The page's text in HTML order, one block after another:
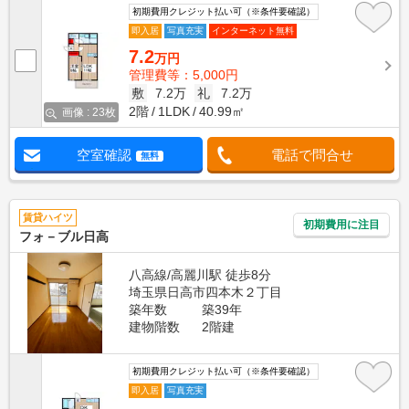
画像 : 23枚
初期費用クレジット払い可（※条件要確認）
即入居
写真充実 インターネット無料
7.2万円
管理費等：5,000円
敷
7.2万 礼
7.2万
2階
1LDK 40.99㎡
空室確認 無料 電話で問合せ
賃貸ハイツ
フォ－ブル日高
初期費用に注目
八高線/高麗川駅 徒歩8分
埼玉県日高市四本木２丁目
築年数
築39年
建物階数
2階建
初期費用クレジット払い可（※条件要確認）
即入居
写真充実